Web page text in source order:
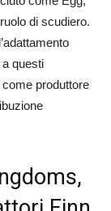
di scudiero.
questi
produttore